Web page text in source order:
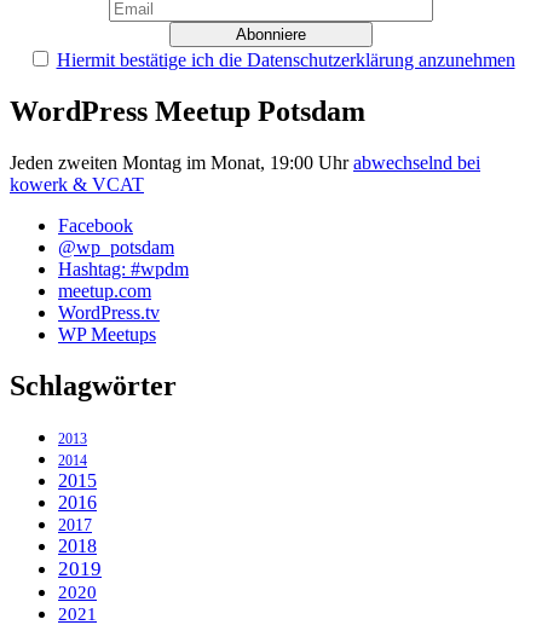
Hiermit bestätige ich die Datenschutzerklärung anzunehmen
WordPress Meetup Potsdam
Jeden zweiten Montag im Monat, 19:00 Uhrabwechselnd bei
kowerk & VCAT
Facebook
@wp_potsdam
Hashtag: #wpdm
meetup.com
WordPress.tv
WP Meetups
Schlagwörter
2013
2014
2015
2016
2017
2018
2019
2020
2021